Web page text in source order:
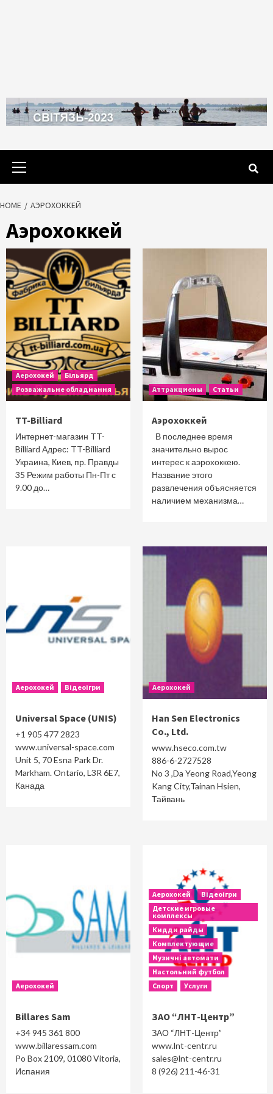
Primary
HOME АЭРОХОККЕЙ
Аэрохоккей
Аерохокей
Більярд
Розважальне обладнання
TT-Billiard
Интернет-магазин TT-
Billiard Адрес: TT-Billiard
Украина, Киев, пр. Правды
35 Режим работы Пн-Пт с
9.00 до…
Аттракционы Статьи
Аэрохоккей
В последнее время
значительно вырос
интерес к аэрохоккею.
Название этого
развлечения объясняется
наличием механизма…
Аерохокей Відеоігри
Universal Space (UNIS)
+1 905 477 2823
www.universal-space.com
Unit 5, 70 Esna Park Dr.
Markham. Ontario, L3R 6E7,
Канада
Аерохокей
Han Sen Electronics
Co., Ltd.
www.hseco.com.tw
886-6-2727528
No 3 ,Da Yeong Road,Yeong
Kang City,Tainan Hsien,
Тайвань
Аерохокей
Billares Sam
+34 945 361 800
www.billaressam.com
Po Box 2109, 01080 Vitoria,
Испания
Аерохокей
Відеоігри
Детские игровые
комплексы
Кидди райды
Комплектующие
Музичні автомати
Настольний футбол
Спорт
Услуги
ЗАО “ЛНТ-Центр”
ЗАО “ЛНТ-Центр”
www.lnt-centr.ru
sales@lnt-centr.ru
8 (926) 211-46-31